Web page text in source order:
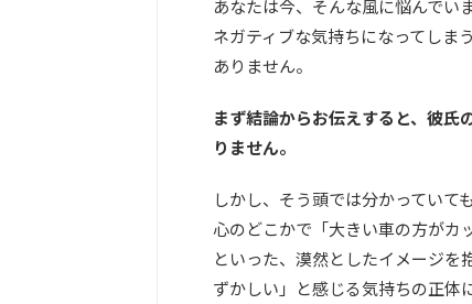
あなたは今、そんな風に悩んでい
ネガティブな気持ちになってし
ありません。
まず結論からお伝えすると、彼氏
りません。
しかし、そう頭では分かっていて
心のどこかで「大きい車の方がカ
といった、漠然としたイメージを
ずかしい」と感じる気持ちの正体